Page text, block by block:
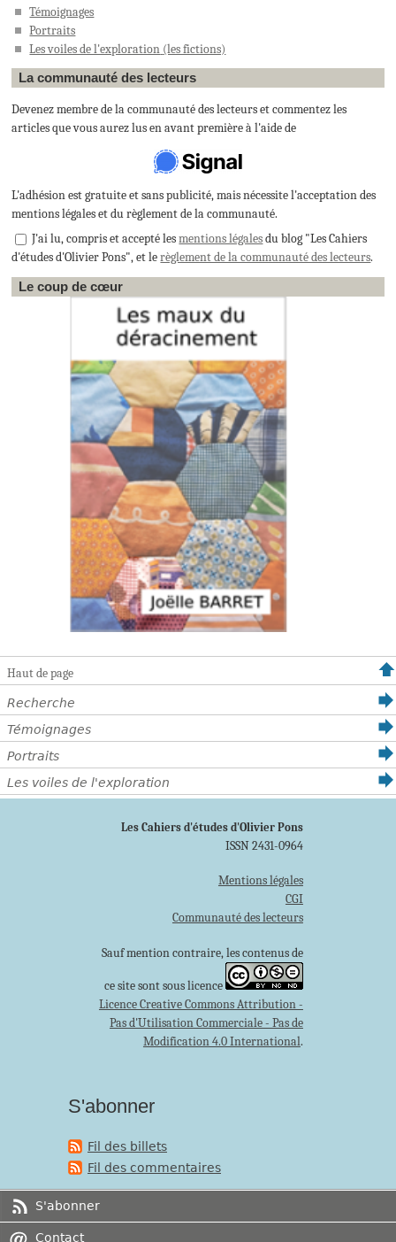
Témoignages
Portraits
Les voiles de l'exploration (les fictions)
La communauté des lecteurs
Devenez membre de la communauté des lecteurs et commentez les
articles que vous aurez lus en avant première à l'aide de
L'adhésion est gratuite et sans publicité, mais nécessite l'acceptation des
mentions légales et du règlement de la communauté.
J'ai lu, compris et accepté lesmentions légalesdu blog "Les Cahiers
d'études d'Olivier Pons", et lerèglement de la communauté des lecteurs.
Le coup de cœur
Haut de page
Recherche
Témoignages
Portraits
Les voiles de l'exploration
Les Cahiers d'études d'Olivier Pons
ISSN 2431-0964
Mentions légales
CGI
Communauté des lecteurs
Sauf mention contraire, les contenus de
ce site sont sous licence
Licence Creative Commons Attribution -
Pas d'Utilisation Commerciale - Pas de
Modification 4.0 International.
S'abonner
Fil des billets
Fil des commentaires
S'abonner
Contact